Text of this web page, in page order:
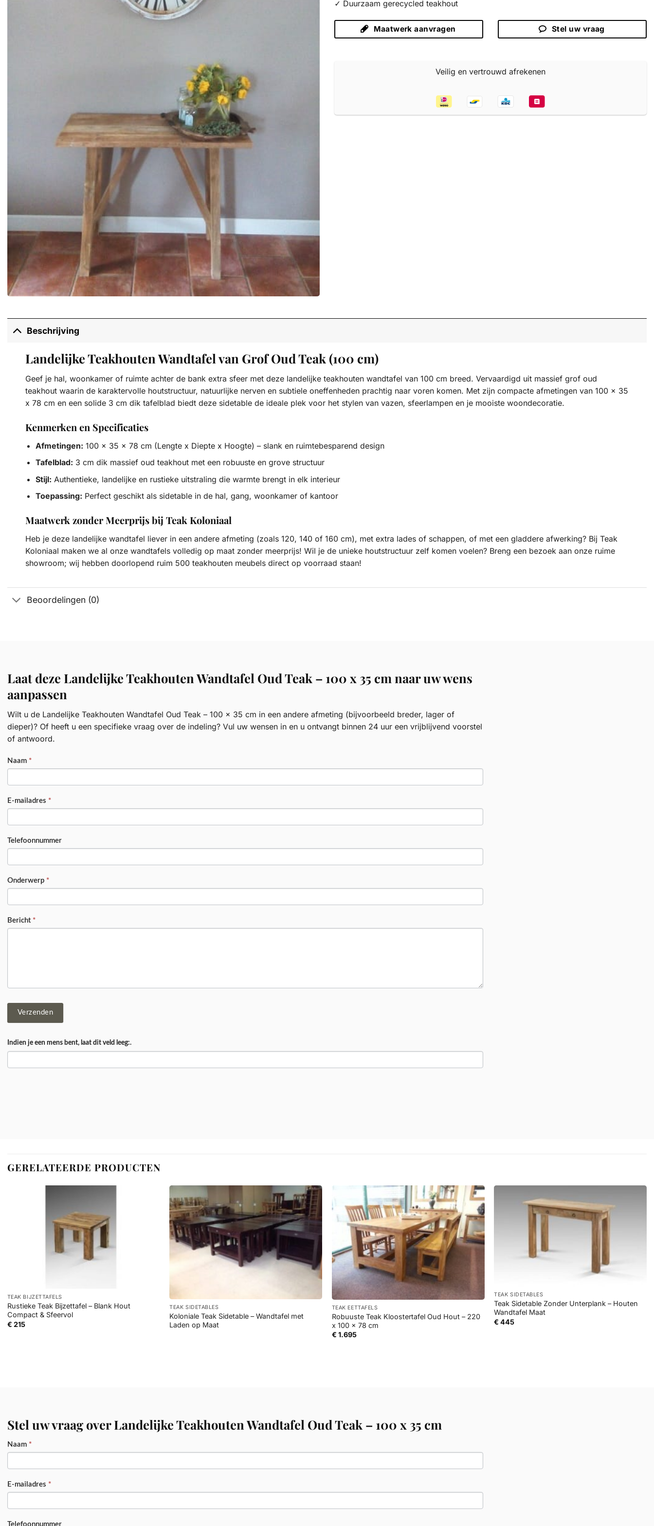
✓ Duurzaam gerecycled teakhout
Maatwerk aanvragen Stel uw vraag
Veilig en vertrouwd afrekenen
Beschrijving
Landelijke Teakhouten Wandtafel van Grof Oud Teak (100 cm)
Geef je hal, woonkamer of ruimte achter de bank extra sfeer met deze landelijke teakhouten wandtafel van 100 cm breed. Vervaardigd uit massief grof oud
teakhout waarin de karaktervolle houtstructuur, natuurlijke nerven en subtiele oneffenheden prachtig naar voren komen. Met zijn compacte afmetingen van 100 x 35
x 78 cm en een solide 3 cm dik tafelblad biedt deze sidetable de ideale plek voor het stylen van vazen, sfeerlampen en je mooiste woondecoratie.
Kenmerken en Specificaties
Afmetingen: 100 x 35 x 78 cm (Lengte x Diepte x Hoogte) – slank en ruimtebesparend design
Tafelblad: 3 cm dik massief oud teakhout met een robuuste en grove structuur
Stijl: Authentieke, landelijke en rustieke uitstraling die warmte brengt in elk interieur
Toepassing: Perfect geschikt als sidetable in de hal, gang, woonkamer of kantoor
Maatwerk zonder Meerprijs bij Teak Koloniaal
Heb je deze landelijke wandtafel liever in een andere afmeting (zoals 120, 140 of 160 cm), met extra lades of schappen, of met een gladdere afwerking? Bij Teak
Koloniaal maken we al onze wandtafels volledig op maat zonder meerprijs! Wil je de unieke houtstructuur zelf komen voelen? Breng een bezoek aan onze ruime
showroom; wij hebben doorlopend ruim 500 teakhouten meubels direct op voorraad staan!
Beoordelingen (0)
Laat deze Landelijke Teakhouten Wandtafel Oud Teak – 100 x 35 cm naar uw wens
aanpassen
Wilt u de Landelijke Teakhouten Wandtafel Oud Teak – 100 x 35 cm in een andere afmeting (bijvoorbeeld breder, lager of
dieper)? Of heeft u een specifieke vraag over de indeling? Vul uw wensen in en u ontvangt binnen 24 uur een vrijblijvend voorstel
of antwoord.
PRODUCT
Naam *
E-mailadres *
Telefoonnummer
Onderwerp *
Bericht *
Verzenden
Indien je een mens bent, laat dit veld leeg:.
GERELATEERDE PRODUCTEN
TEAK BIJZETTAFELS
Rustieke Teak Bijzettafel – Blank Hout
Compact & Sfeervol
€ 215
TEAK SIDETABLES
Koloniale Teak Sidetable – Wandtafel met
Laden op Maat
TEAK EETTAFELS
Robuuste Teak Kloostertafel Oud Hout – 220
x 100 x 78 cm
€ 1.695
TEAK SIDETABLES
Teak Sidetable Zonder Unterplank – Houten
Wandtafel Maat
€ 445
Stel uw vraag over Landelijke Teakhouten Wandtafel Oud Teak – 100 x 35 cm
PRODUCT
Naam *
E-mailadres *
Telefoonnummer